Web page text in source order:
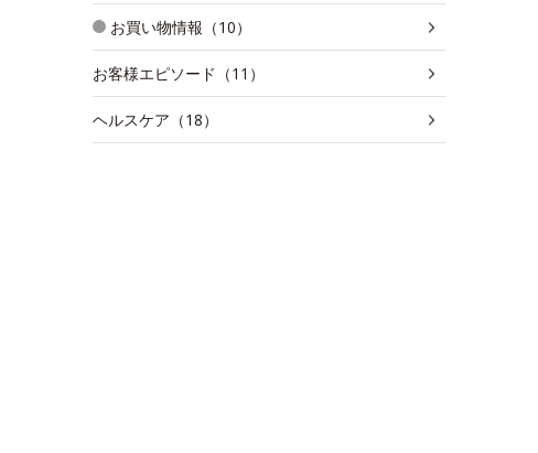
お買い物情報（10）
お客様エピソード（11）
ヘルスケア（18）